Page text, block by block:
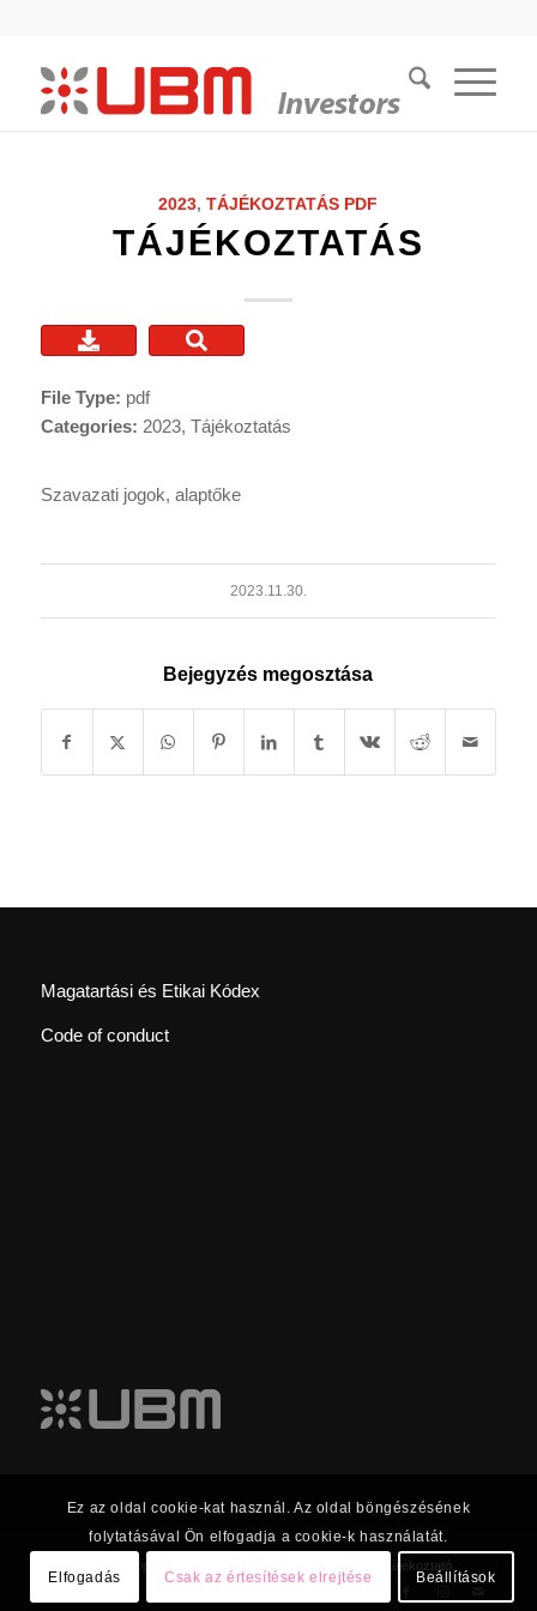
2023,TÁJÉKOZTATÁS PDF
TÁJÉKOZTATÁS
Szavazati jogok, alaptőke
File Type: pdf
Categories: 2023, Tájékoztatás
2023.11.30.
Bejegyzés megosztása
Magatartási és Etikai Kódex
Code of conduct
© 2023 UBM Csoport Befektetői kapcsolatok | Adatkezelési tájékoztató
Ez az oldal cookie-kat használ. Az oldal böngészésének
folytatásával Ön elfogadja a cookie-k használatát.
Elfogadás Csak az értesítések elrejtése Beállítások